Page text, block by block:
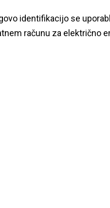
identifikacijo se
računu za električno